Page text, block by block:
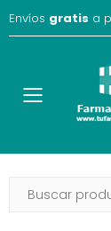
Envíos gratis a